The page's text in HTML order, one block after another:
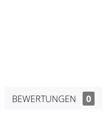
BEWERTUNGEN 0